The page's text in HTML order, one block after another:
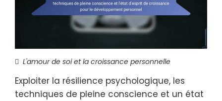
L'amour de soi et la croissance personnelle
Exploiter la résilience psychologique, les
techniques de pleine conscience et un état